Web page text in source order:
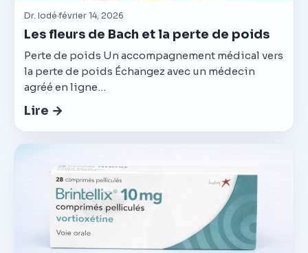
Dr. Iodé·février 14, 2026
Les fleurs de Bach et la perte de poids
Perte de poids Un accompagnement médical vers
la perte de poids Échangez avec un médecin
agréé en ligne…
Lire →